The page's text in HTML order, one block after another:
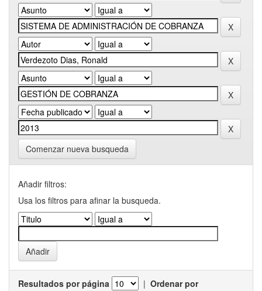
Comenzar nueva busqueda
Añadir filtros:
Usa los filtros para afinar la busqueda.
Resultados por página | Ordenar por